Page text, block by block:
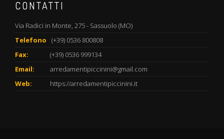
CONTATTI
Via Radici in Monte, 275 - Sassuolo (MO)
Telefono
(+39) 0536 800808
Fax:
(+39) 0536 999134
Email:
arredamentipiccinini@gmail.com
Web:
https://arredamentipiccinini.it